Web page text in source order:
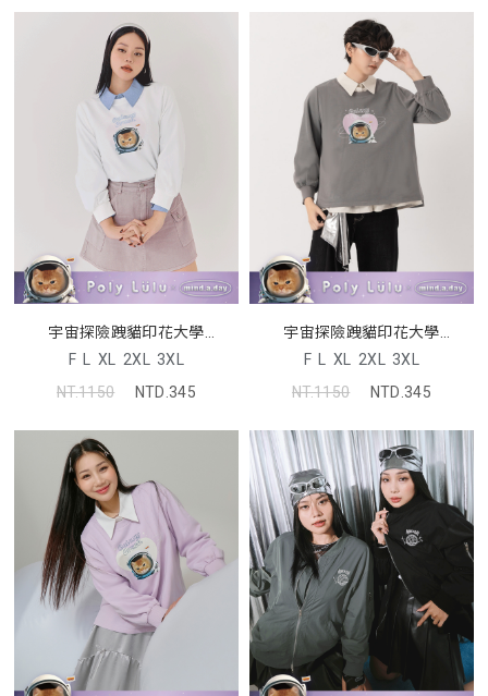
宇宙探險跩貓印花大學
TEE(unisex)(MIND.A.DAY聯名)
F L XL 2XL 3XL
NT.1150
NTD.345
宇宙探險跩貓印花大學
TEE(unisex)(MIND.A.DAY聯名)
F L XL 2XL 3XL
NT.1150
NTD.345